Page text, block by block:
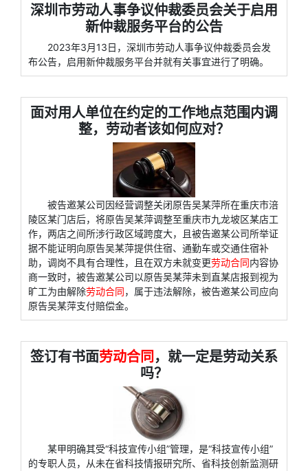
深圳市劳动人事争议仲裁委员会关于启用
新仲裁服务平台的公告
2023年3月13日，深圳市劳动人事争议仲裁委员会发
布公告，启用新仲裁服务平台并就有关事宜进行了明确。
面对用人单位在约定的工作地点范围内调
整，劳动者该如何应对？
被告邀某公司因经营调整关闭原告吴某萍所在重庆市涪
陵区某门店后，将原告吴某萍调整至重庆市九龙坡区某店工
作，两店之间所涉行政区域跨度大，且被告邀某公司所举证
据不能证明向原告吴某萍提供住宿、通勤车或交通住宿补
助，调岗不具有合理性，且在双方未就变更劳动合同内容协
商一致时，被告邀某公司以原告吴某萍未到直某店报到视为
旷工为由解除劳动合同，属于违法解除，被告邀某公司应向
原告吴某萍支付赔偿金。
签订有书面劳动合同 ，就一定是劳动关系
吗？
某甲明确其受“科技宣传小组”管理，是“科技宣传小组”
的专职人员，从未在省科技情报研究所、省科技创新监测研